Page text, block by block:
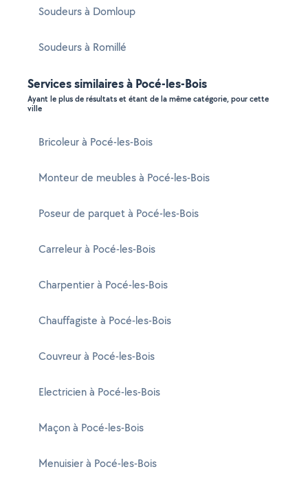
Soudeurs à Domloup
Soudeurs à Romillé
Services similaires à Pocé-les-Bois
Ayant le plus de résultats et étant de la même catégorie, pour cette
ville
Bricoleur à Pocé-les-Bois
Monteur de meubles à Pocé-les-Bois
Poseur de parquet à Pocé-les-Bois
Carreleur à Pocé-les-Bois
Charpentier à Pocé-les-Bois
Chauffagiste à Pocé-les-Bois
Couvreur à Pocé-les-Bois
Electricien à Pocé-les-Bois
Maçon à Pocé-les-Bois
Menuisier à Pocé-les-Bois